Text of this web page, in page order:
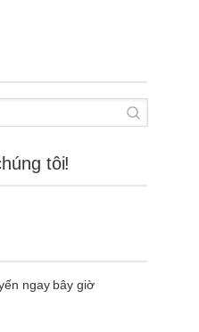
tôi!
ngay bây giờ